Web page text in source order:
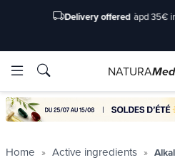
Brands
Delivery offered àpd 35€ in
Brands
NATURA
Home Active ingredients